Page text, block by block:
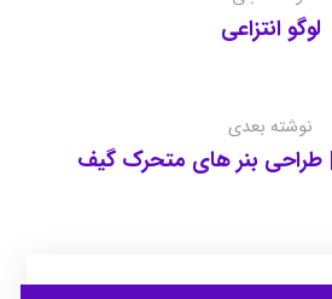
لوگو انتزاعی
نوشته بعدی